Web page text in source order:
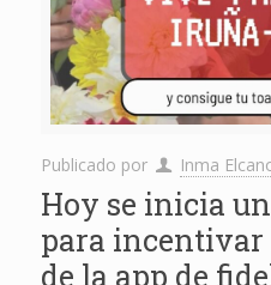
Publicado por Inma
Hoy se inicia
para incentivar
de la app de